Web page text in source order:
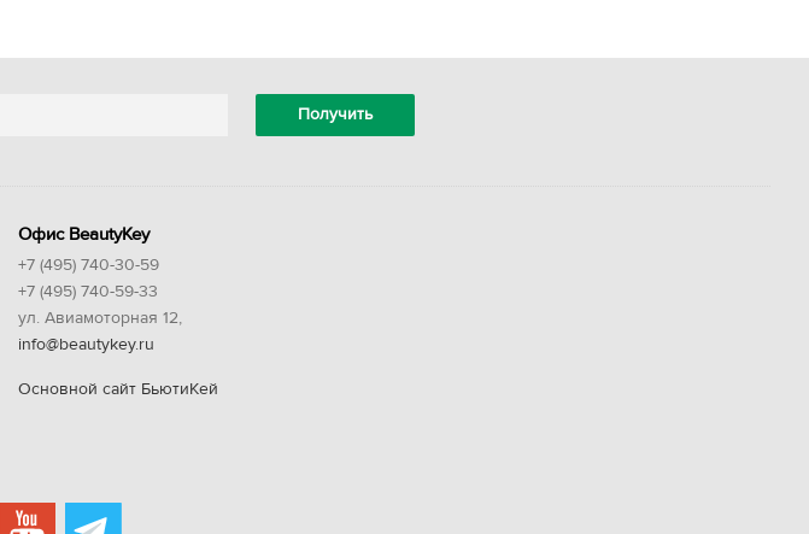
Офис BeautyKey
+7 (495) 740-30-59
+7 (495) 740-59-33
ул. Авиамоторная 12,
info@beautykey.ru
Основной сайт БьютиКей